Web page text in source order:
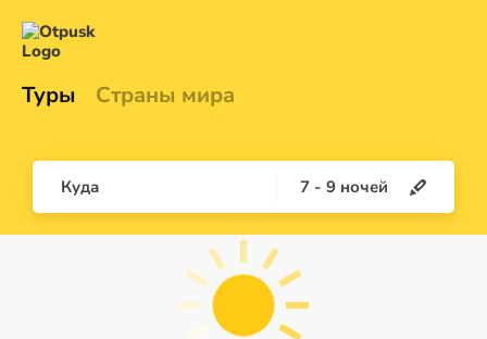
Туры Страны мира
Куда 7 - 9 ночей